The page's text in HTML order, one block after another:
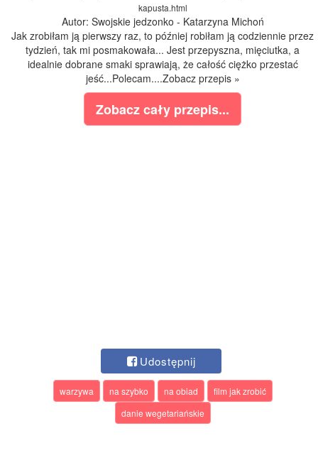
kapusta.html
Autor: Swojskie jedzonko - Katarzyna Michoń
Jak zrobiłam ją pierwszy raz, to później robiłam ją codziennie przez
tydzień, tak mi posmakowała... Jest przepyszna, mięciutka, a
idealnie dobrane smaki sprawiają, że całość ciężko przestać
jeść...Polecam....Zobacz przepis »
Zobacz cały przepis...
Udostępnij
warzywa na szybko na obiad
film jak zrobić
danie wegetariańskie